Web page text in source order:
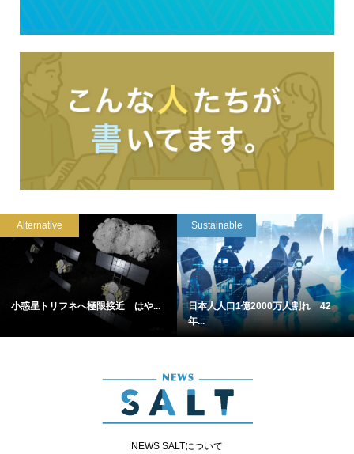
Alternative
小惑星トリフネへ極限接近 はや...
Sustainable
日本人人口1億2000万人割れ 42
年...
NEWS SALTについて